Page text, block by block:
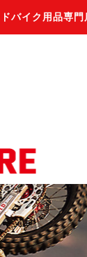
バイク用品専